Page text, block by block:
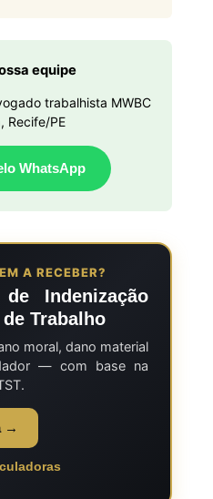
equipe
trabalhista MWBC
Recife/PE
WhatsApp
A RECEBER?
Indenização
Trabalho
moral, dano material
— com base na
→